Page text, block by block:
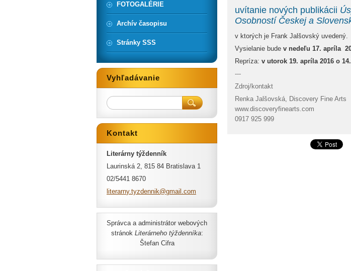
uvítanie nových publikácii
Osobností Českej a
v ktorých je Frank Jalšovský uvedený.
Vysielanie bude v nedeľu 17. apríla
Repríza: v utorok 19. apríla 2016 o
---
Zdroj/kontakt
Renka Jalšovská, Discovery Fine Arts
www.discoveryfinearts.com
0917 925 999
FOTOGALÉRIE
Archív časopisu
Stránky SSS
Vyhľadávanie
Kontakt
Literárny týždenník
Laurinská 2, 815 84 Bratislava 1
02/5441 8670
literarny.tyzdennik@gmai l.com
Správca a administrátor webových
stránok Literárneho týždenníka:
Štefan Cifra